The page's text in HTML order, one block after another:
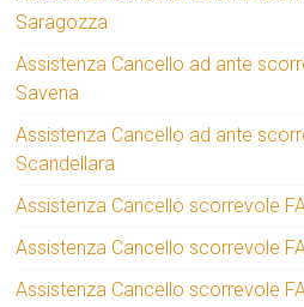
Saragozza
Assistenza Cancello ad ante
Savena
Assistenza Cancello ad ante
Scandellara
Assistenza Cancello scorrevole
Assistenza Cancello scorrevole
Assistenza Cancello scorrevole